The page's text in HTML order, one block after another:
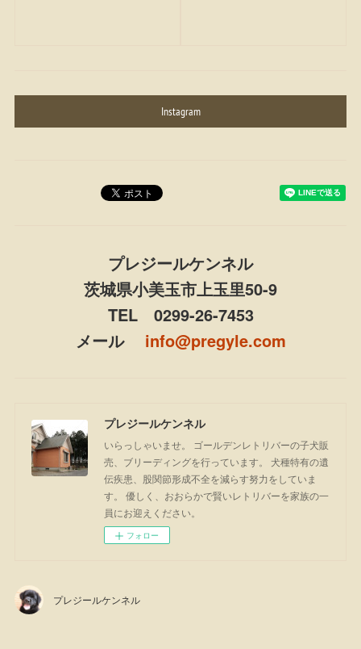
Instagram
プレジールケンネル
茨城県小美玉市上玉里50-9
TEL 0299-26-7453
メール info@pregyle.com
プレジールケンネル
いらっしゃいませ。 ゴールデンレトリバーの子犬販
売、ブリーディングを行っています。 犬種特有の遺
伝疾患、股関節形成不全を減らす努力をしていま
す。 優しく、おおらかで賢いレトリバーを家族の一
員にお迎えください。
フォロー
プレジールケンネル